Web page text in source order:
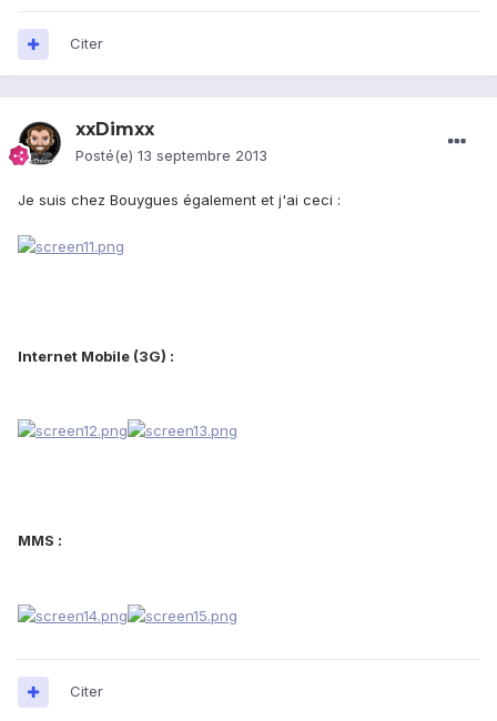
Citer
xxDimxx
Posté(e) 13 septembre 2013
Je suis chez Bouygues également et j'ai ceci :
Internet Mobile (3G) :
MMS :
Citer